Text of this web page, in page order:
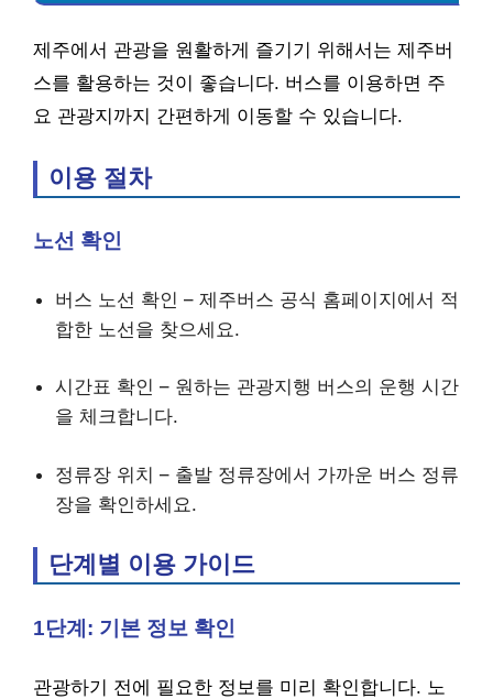
제주에서 관광을 원활하게 즐기기 위해서는 제주버
스를 활용하는 것이 좋습니다. 버스를 이용하면 주
요 관광지까지 간편하게 이동할 수 있습니다.
이용 절차
노선 확인
버스 노선 확인 – 제주버스 공식 홈페이지에서 적
합한 노선을 찾으세요.
시간표 확인 – 원하는 관광지행 버스의 운행 시간
을 체크합니다.
정류장 위치 – 출발 정류장에서 가까운 버스 정류
장을 확인하세요.
단계별 이용 가이드
1단계: 기본 정보 확인
관광하기 전에 필요한 정보를 미리 확인합니다. 노